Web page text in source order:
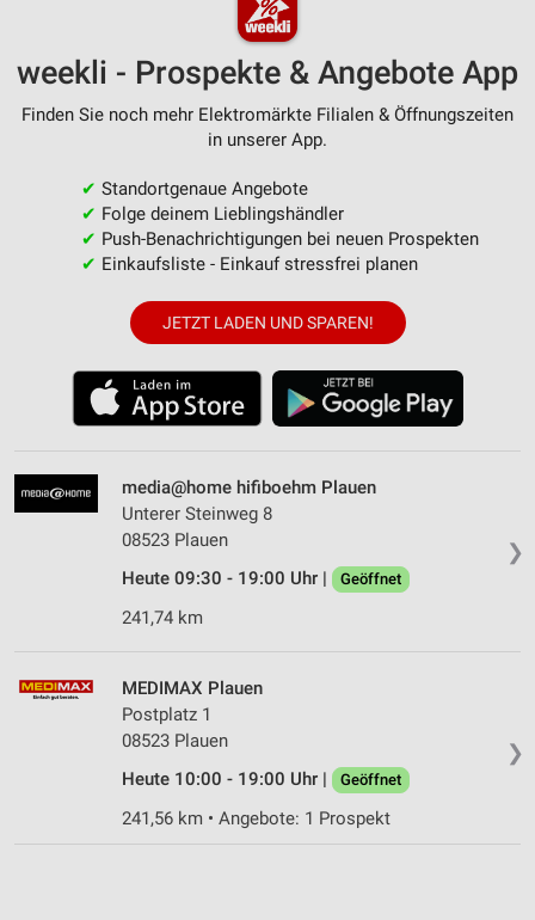
weekli - Prospekte & Angebote App
Finden Sie noch mehr Elektromärkte Filialen & Öffnungszeiten
in unserer App.
✔ Standortgenaue Angebote
✔ Folge deinem Lieblingshändler
✔ Push-Benachrichtigungen bei neuen Prospekten
✔ Einkaufsliste - Einkauf stressfrei planen
JETZT LADEN UND SPAREN!
❯
media@home hifiboehm Plauen
Unterer Steinweg 8
08523 Plauen
Heute 09:30 - 19:00 Uhr |
Geöffnet
241,74 km
❯
MEDIMAX Plauen
Postplatz 1
08523 Plauen
Heute 10:00 - 19:00 Uhr |
Geöffnet
241,56 km • Angebote: 1 Prospekt